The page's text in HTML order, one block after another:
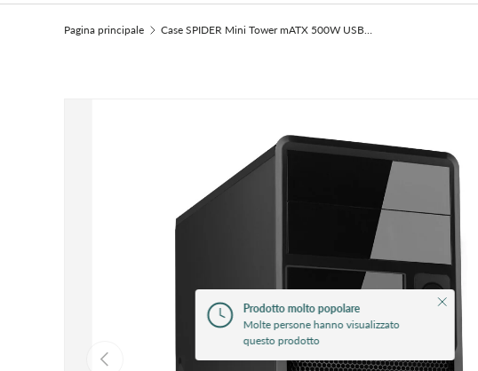
Pagina principale Case SPIDER Mini Tower mATX 500W USB3 Black Mesh
Indietro
Prodotto molto popolare
Molte persone hanno visualizzato
questo prodotto
Chiudi